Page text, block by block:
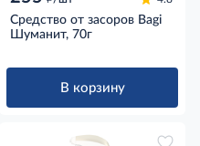
Средство от засоров Bagi
Шуманит, 70г
В корзину